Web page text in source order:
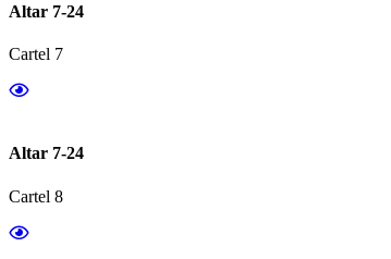
Altar 7-24
Cartel 7
Altar 7-24
Cartel 8